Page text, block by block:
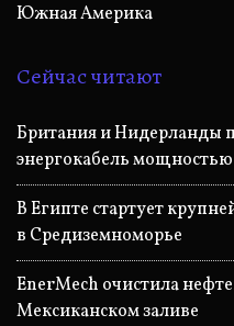
Южная Америка
Сейчас читают
Британия и Нидерланды
энергокабель мощностью
В Египте стартует
в Средиземноморье
EnerMech очистила
Мексиканском заливе